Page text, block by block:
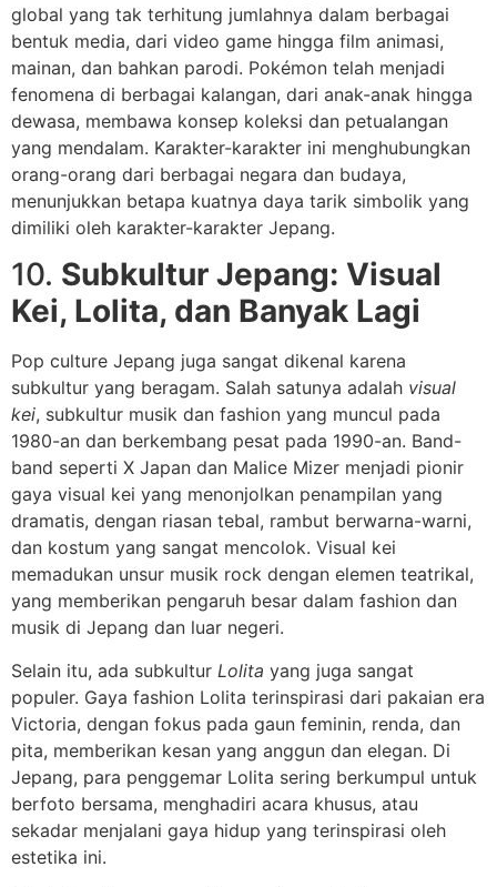
global yang tak terhitung jumlahnya dalam berbagai
bentuk media, dari video game hingga film animasi,
mainan, dan bahkan parodi. Pokémon telah menjadi
fenomena di berbagai kalangan, dari anak-anak hingga
dewasa, membawa konsep koleksi dan petualangan
yang mendalam. Karakter-karakter ini menghubungkan
orang-orang dari berbagai negara dan budaya,
menunjukkan betapa kuatnya daya tarik simbolik yang
dimiliki oleh karakter-karakter Jepang.
10. Subkultur Jepang: Visual
Kei, Lolita, dan Banyak Lagi
Pop culture Jepang juga sangat dikenal karena
subkultur yang beragam. Salah satunya adalah visual
kei, subkultur musik dan fashion yang muncul pada
1980-an dan berkembang pesat pada 1990-an. Band-
band seperti X Japan dan Malice Mizer menjadi pionir
gaya visual kei yang menonjolkan penampilan yang
dramatis, dengan riasan tebal, rambut berwarna-warni,
dan kostum yang sangat mencolok. Visual kei
memadukan unsur musik rock dengan elemen teatrikal,
yang memberikan pengaruh besar dalam fashion dan
musik di Jepang dan luar negeri.
Selain itu, ada subkultur Lolita yang juga sangat
populer. Gaya fashion Lolita terinspirasi dari pakaian era
Victoria, dengan fokus pada gaun feminin, renda, dan
pita, memberikan kesan yang anggun dan elegan. Di
Jepang, para penggemar Lolita sering berkumpul untuk
berfoto bersama, menghadiri acara khusus, atau
sekadar menjalani gaya hidup yang terinspirasi oleh
estetika ini.